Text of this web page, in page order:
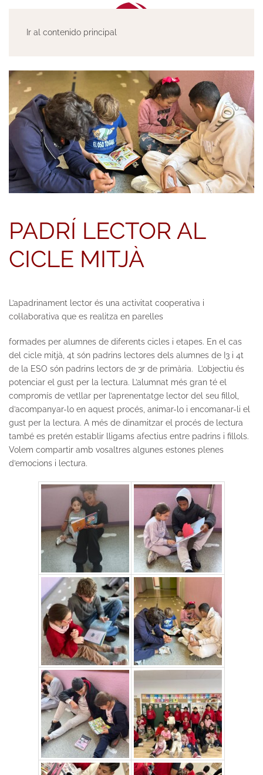
Ir al contenido principal
PADRÍ LECTOR AL
CICLE MITJÀ
L’apadrinament lector és una activitat cooperativa i
col·laborativa que es realitza en parelles
formades per alumnes de diferents cicles i etapes. En el cas
del cicle mitjà, 4t són padrins lectores dels alumnes de I3 i 4t
de la ESO són padrins lectors de 3r de primària. L’objectiu és
potenciar el gust per la lectura. L’alumnat més gran té el
compromís de vetllar per l’aprenentatge lector del seu fillol,
d’acompanyar-lo en aquest procés, animar-lo i encomanar-li el
gust per la lectura. A més de dinamitzar el procés de lectura
també es pretén establir lligams afectius entre padrins i fillols.
Volem compartir amb vosaltres algunes estones plenes
d’emocions i lectura.